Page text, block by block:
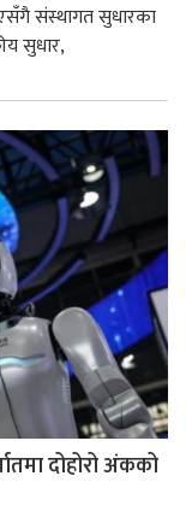
संस्थागत सुधारका
सुधार,
दोहोरो अंकको